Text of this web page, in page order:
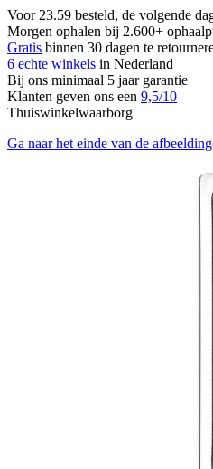
Voor 23.59 besteld, de volgende
Morgen ophalen bij 2.600+
Gratis binnen 30 dagen te
6 echte winkels in Nederland
Bij ons minimaal 5 jaar garantie
Klanten geven ons een 9,5/10
Thuiswinkelwaarborg
Ga naar het einde van de